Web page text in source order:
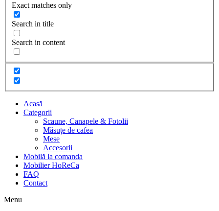
Exact matches only
Search in title
Search in content
Acasă
Categorii
Scaune, Canapele & Fotolii
Măsuțe de cafea
Mese
Accesorii
Mobilă la comanda
Mobilier HoReCa
FAQ
Contact
Menu